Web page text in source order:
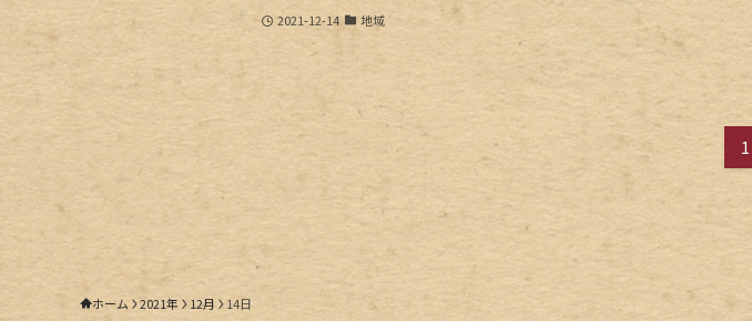
2021-12-14 地域
1
ホーム 2021年 12月 14日